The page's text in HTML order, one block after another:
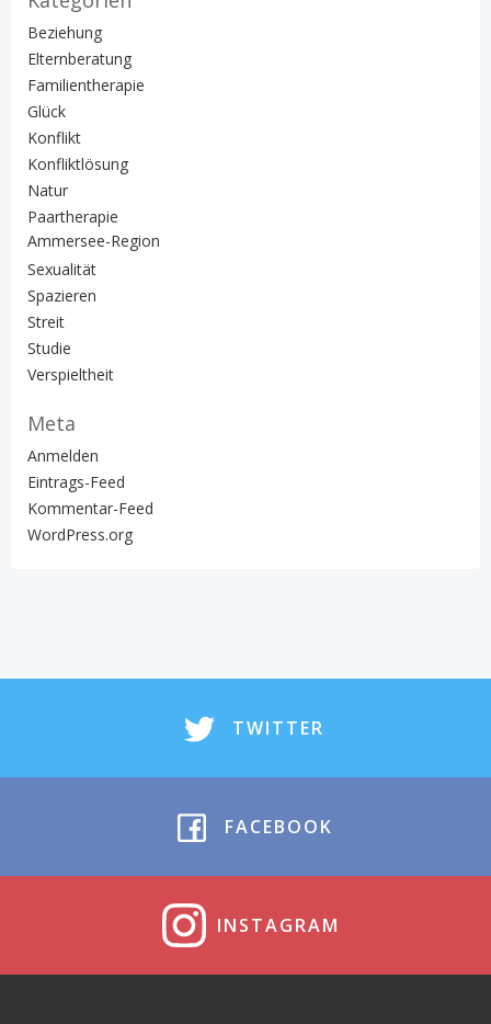
Beziehung
Elternberatung
Familientherapie
Glück
Konflikt
Konfliktlösung
Natur
Paartherapie
Ammersee-Region
Sexualität
Spazieren
Streit
Studie
Verspieltheit
Meta
Anmelden
Eintrags-Feed
Kommentar-Feed
WordPress.org
TWITTER
FACEBOOK
INSTAGRAM